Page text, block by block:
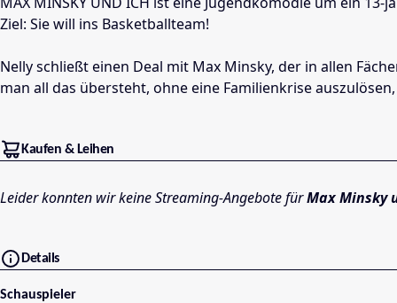
Ziel: Sie will ins Basketballteam!
Nelly schließt einen Deal mit Max Minsky, der in allen
man all das übersteht, ohne eine Familienkrise
Kaufen & Leihen
Leider konnten wir keine Streaming-Angebote fürMax Minsky
Details
Schauspieler